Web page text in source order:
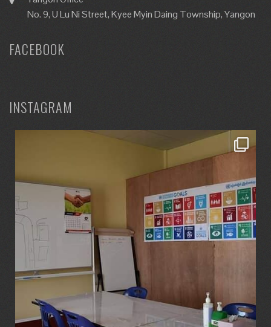
No. 9, U Lu Ni Street, Kyee Myin Daing Township, Yangon
FACEBOOK
INSTAGRAM